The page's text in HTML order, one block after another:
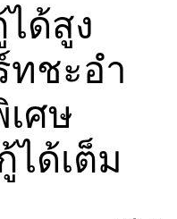
ด้สูง
ชะอำ
ศษ
ได้เต็ม